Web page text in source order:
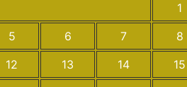
1
5 6 7 8
12 13 14 15